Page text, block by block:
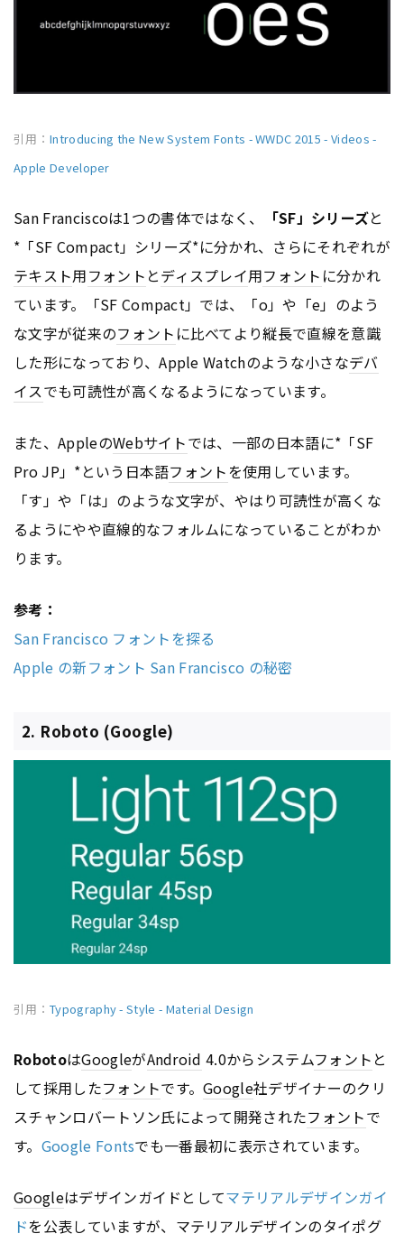
引用： Introducing the New System Fonts - WWDC 2015 - Videos -
Apple Developer
San Franciscoは1つの書体ではなく、 「SF」シリーズと
*「SF Compact」シリーズ*に分かれ、さらにそれぞれが
テキスト用フォント とディスプレイ用フォント に分かれ
ています。「SF Compact」では、「o」や「e」のよう
な文字が従来のフォント に比べてより縦長で直線を意識
した形になっており、Apple Watchのような小さなデバ
イスでも可読性が高くなるようになっています。
また、AppleのWebサイトでは、一部の日本語に*「SF
Pro JP」*という日本語フォントを使用しています。
「す」や「は」のような文字が、やはり可読性が高くな
るようにやや直線的なフォルムになっていることがわか
ります。
参考：
San Francisco フォントを探る
Apple の新フォント San Francisco の秘密
2. Roboto (Google)
引用： Typography - Style - Material Design
RobotoはGoogleがAndroid 4.0からシステムフォント と
して採用したフォントです。Google社デザイナーのクリ
スチャンロバートソン氏によって開発されたフォントで
す。 Google Fontsでも一番最初に表示されています。
Googleはデザインガイドとしてマテリアルデザインガイ
ドを公表していますが、マテリアルデザインのタイポグ